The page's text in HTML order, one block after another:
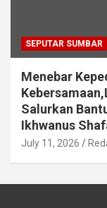
SEPUTAR SUMBAR
Menebar
Salurkan
Ikhwanus
July 11, 2026